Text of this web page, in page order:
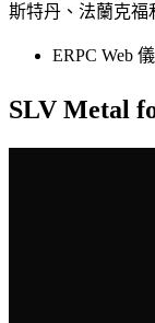
斯特丹、法蘭克福
ERPC Web
SLV Metal